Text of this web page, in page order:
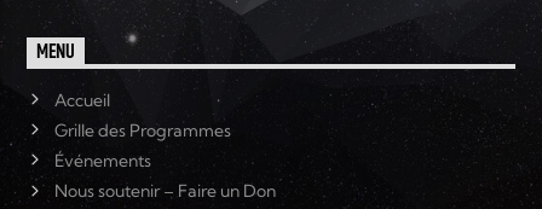
MENU
Accueil
Grille des Programmes
Événements
Nous soutenir – Faire un Don